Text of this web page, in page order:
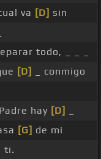
va [D] sin
todo, _ _ _
[D]
_ conmigo
hay [D]
[G] de mi
ti.